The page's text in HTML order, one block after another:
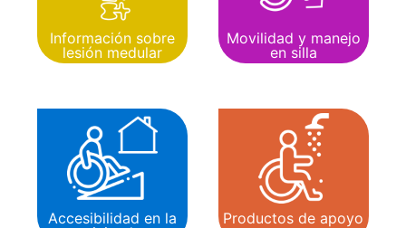
Información sobre
lesión medular
Movilidad y manejo
en silla
Accesibilidad en la
Productos de apoyo